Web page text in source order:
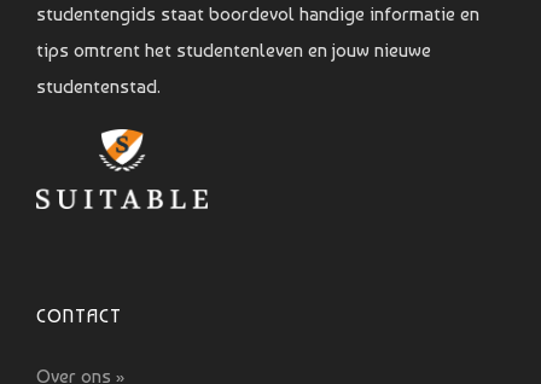
studentengids staat boordevol handige informatie en
tips omtrent het studentenleven en jouw nieuwe
studentenstad.
CONTACT
Over ons »